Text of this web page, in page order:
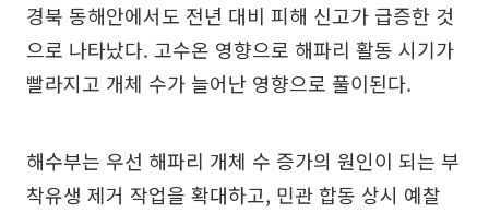
경북 동해안에서도 전년 대비 피해 신고가 급증한 것
으로 나타났다. 고수온 영향으로 해파리 활동 시기가
빨라지고 개체 수가 늘어난 영향으로 풀이된다.
해수부는 우선 해파리 개체 수 증가의 원인이 되는 부
착유생 제거 작업을 확대하고, 민관 합동 상시 예찰